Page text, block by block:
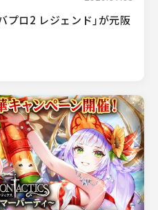
プロ2 レジェンド」が元阪